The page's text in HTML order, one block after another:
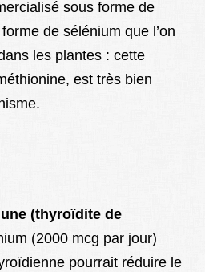
sous forme de
de sélénium que l’on
les plantes : cette
est très bien
(thyroïdite de
(2000 mcg par jour)
pourrait réduire le